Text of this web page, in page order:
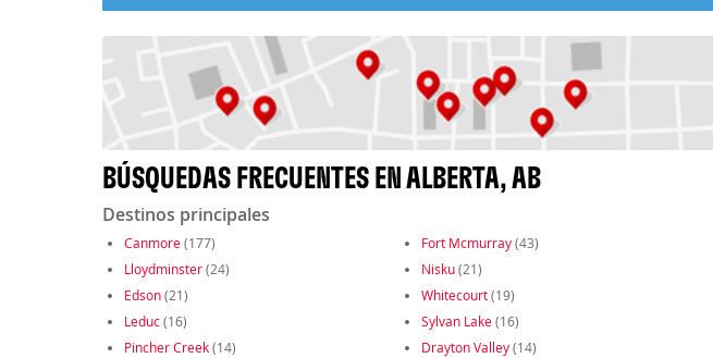
BÚSQUEDAS FRECUENTES EN ALBERTA, AB
Destinos principales
Canmore(177) Fort Mcmurray(43)
Lloydminster(24) Nisku(21)
Edson(21) Whitecourt(19)
Leduc(16) Sylvan Lake(16)
Pincher Creek(14) Drayton Valley(14)